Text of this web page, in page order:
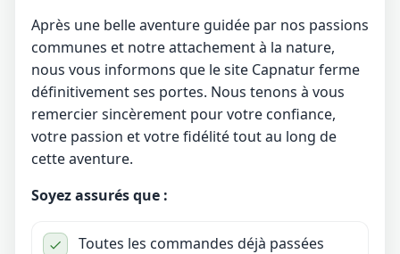
Après une belle aventure guidée par nos passions
communes et notre attachement à la nature,
nous vous informons que le site Capnatur ferme
définitivement ses portes. Nous tenons à vous
remercier sincèrement pour votre confiance,
votre passion et votre fidélité tout au long de
cette aventure.
Soyez assurés que :
Toutes les commandes déjà passées